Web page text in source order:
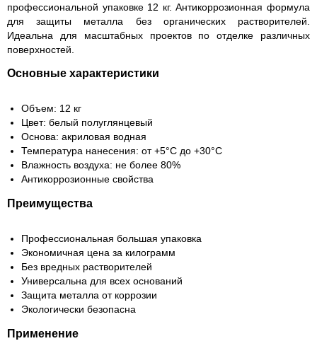
профессиональной упаковке 12 кг. Антикоррозионная формула
для защиты металла без органических растворителей.
Идеальна для масштабных проектов по отделке различных
поверхностей.
Основные характеристики
Объем: 12 кг
Цвет: белый полуглянцевый
Основа: акриловая водная
Температура нанесения: от +5°С до +30°С
Влажность воздуха: не более 80%
Антикоррозионные свойства
Преимущества
Профессиональная большая упаковка
Экономичная цена за килограмм
Без вредных растворителей
Универсальна для всех оснований
Защита металла от коррозии
Экологически безопасна
Применение